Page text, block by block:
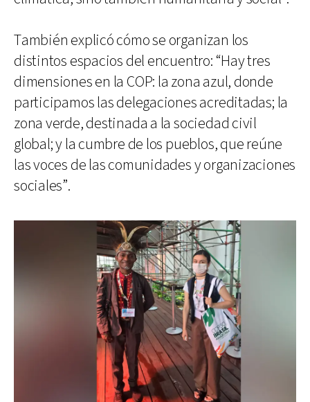
También explicó cómo se organizan los
distintos espacios del encuentro: “Hay tres
dimensiones en la COP: la zona azul, donde
participamos las delegaciones acreditadas; la
zona verde, destinada a la sociedad civil
global; y la cumbre de los pueblos, que reúne
las voces de las comunidades y organizaciones
sociales”.